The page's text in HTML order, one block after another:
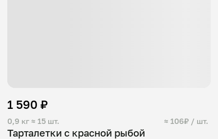
Тарталетки с красной рыбой
0,9 кг ≈ 15 шт. ≈ 106₽ / шт.
1 590 ₽